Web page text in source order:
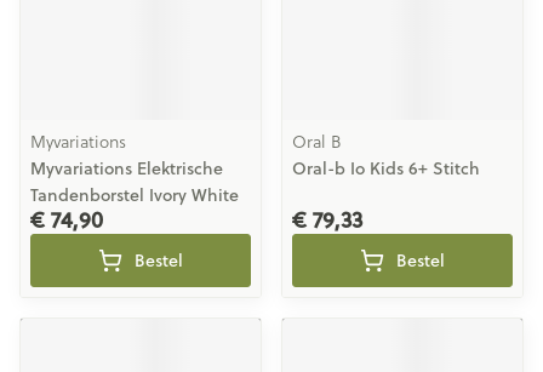
Myvariations
Myvariations Elektrische
Tandenborstel Ivory White
€ 74,90
Bestel
Oral B
Oral-b Io Kids 6+ Stitch
€ 79,33
Bestel